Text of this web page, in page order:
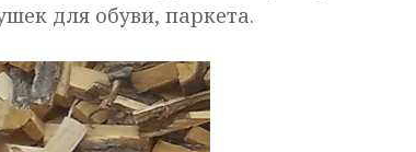
для обуви, паркета.